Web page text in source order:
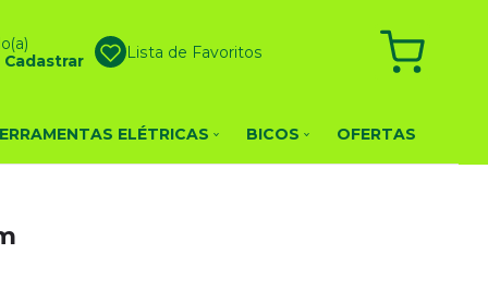
Cadastrar Lista de Favoritos
ELÉTRICAS BICOS OFERTAS